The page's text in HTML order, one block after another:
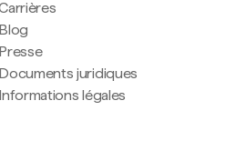
Blog
Presse
Documents juridiques
Informations légales